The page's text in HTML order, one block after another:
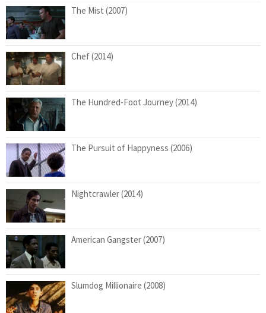
The Mist (2007)
Chef (2014)
The Hundred-Foot Journey (2014)
The Pursuit of Happyness (2006)
Nightcrawler (2014)
American Gangster (2007)
Slumdog Millionaire (2008)